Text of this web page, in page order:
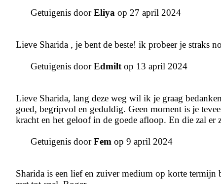
Getuigenis doorEliya op 27 april 2024
Lieve Sharida , je bent de beste! ik probeer je straks
Getuigenis doorEdmiltop 13 april 2024
Lieve Sharida, lang deze weg wil ik je graag
goed, begripvol en geduldig. Geen moment is je
kracht en het geloof in de goede afloop. En die zal
Getuigenis doorFem op 9 april 2024
Sharida is een lief en zuiver medium op korte